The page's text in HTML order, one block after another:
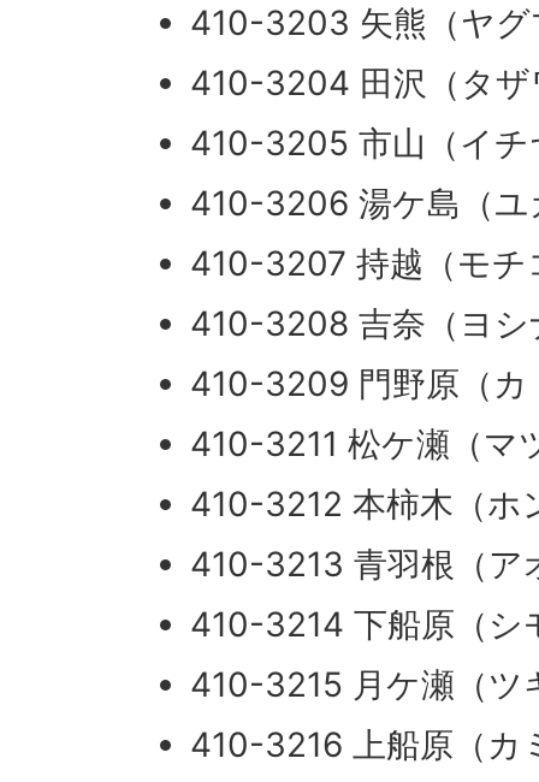
410-3203 矢熊（ヤグ
410-3204 田沢（タザ
410-3205 市山（イチ
410-3206 湯ケ島（ユ
410-3207 持越（モチ
410-3208 吉奈（ヨシ
410-3209 門野原（カ
410-3211 松ケ瀬（マ
410-3212 本柿木（ホ
410-3213 青羽根（ア
410-3214 下船原（シ
410-3215 月ケ瀬（ツ
410-3216 上船原（カ